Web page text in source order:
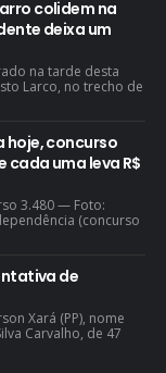
colidem na
deixa um
na tarde desta
Larco, no trecho de
hoje, concurso
cada uma leva R$
3.480 — Foto:
(concurso
de
Xará (PP), nome
Carvalho, de 47